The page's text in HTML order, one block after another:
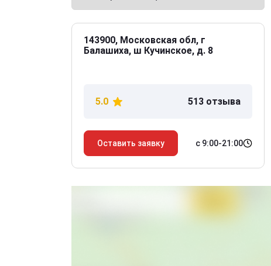
143900, Московская обл, г
Балашиха, ш Кучинское, д. 8
5.0 513 отзыва
Оставить заявку с 9:00-21:00